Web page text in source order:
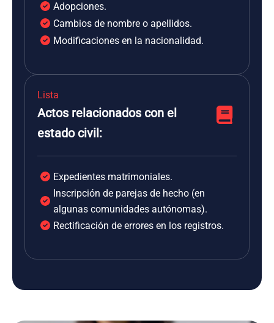
Adopciones.
Cambios de nombre o apellidos.
Modificaciones en la nacionalidad.
Lista
Actos relacionados con el
estado civil:
Expedientes matrimoniales.
Inscripción de parejas de hecho (en
algunas comunidades autónomas).
Rectificación de errores en los registros.